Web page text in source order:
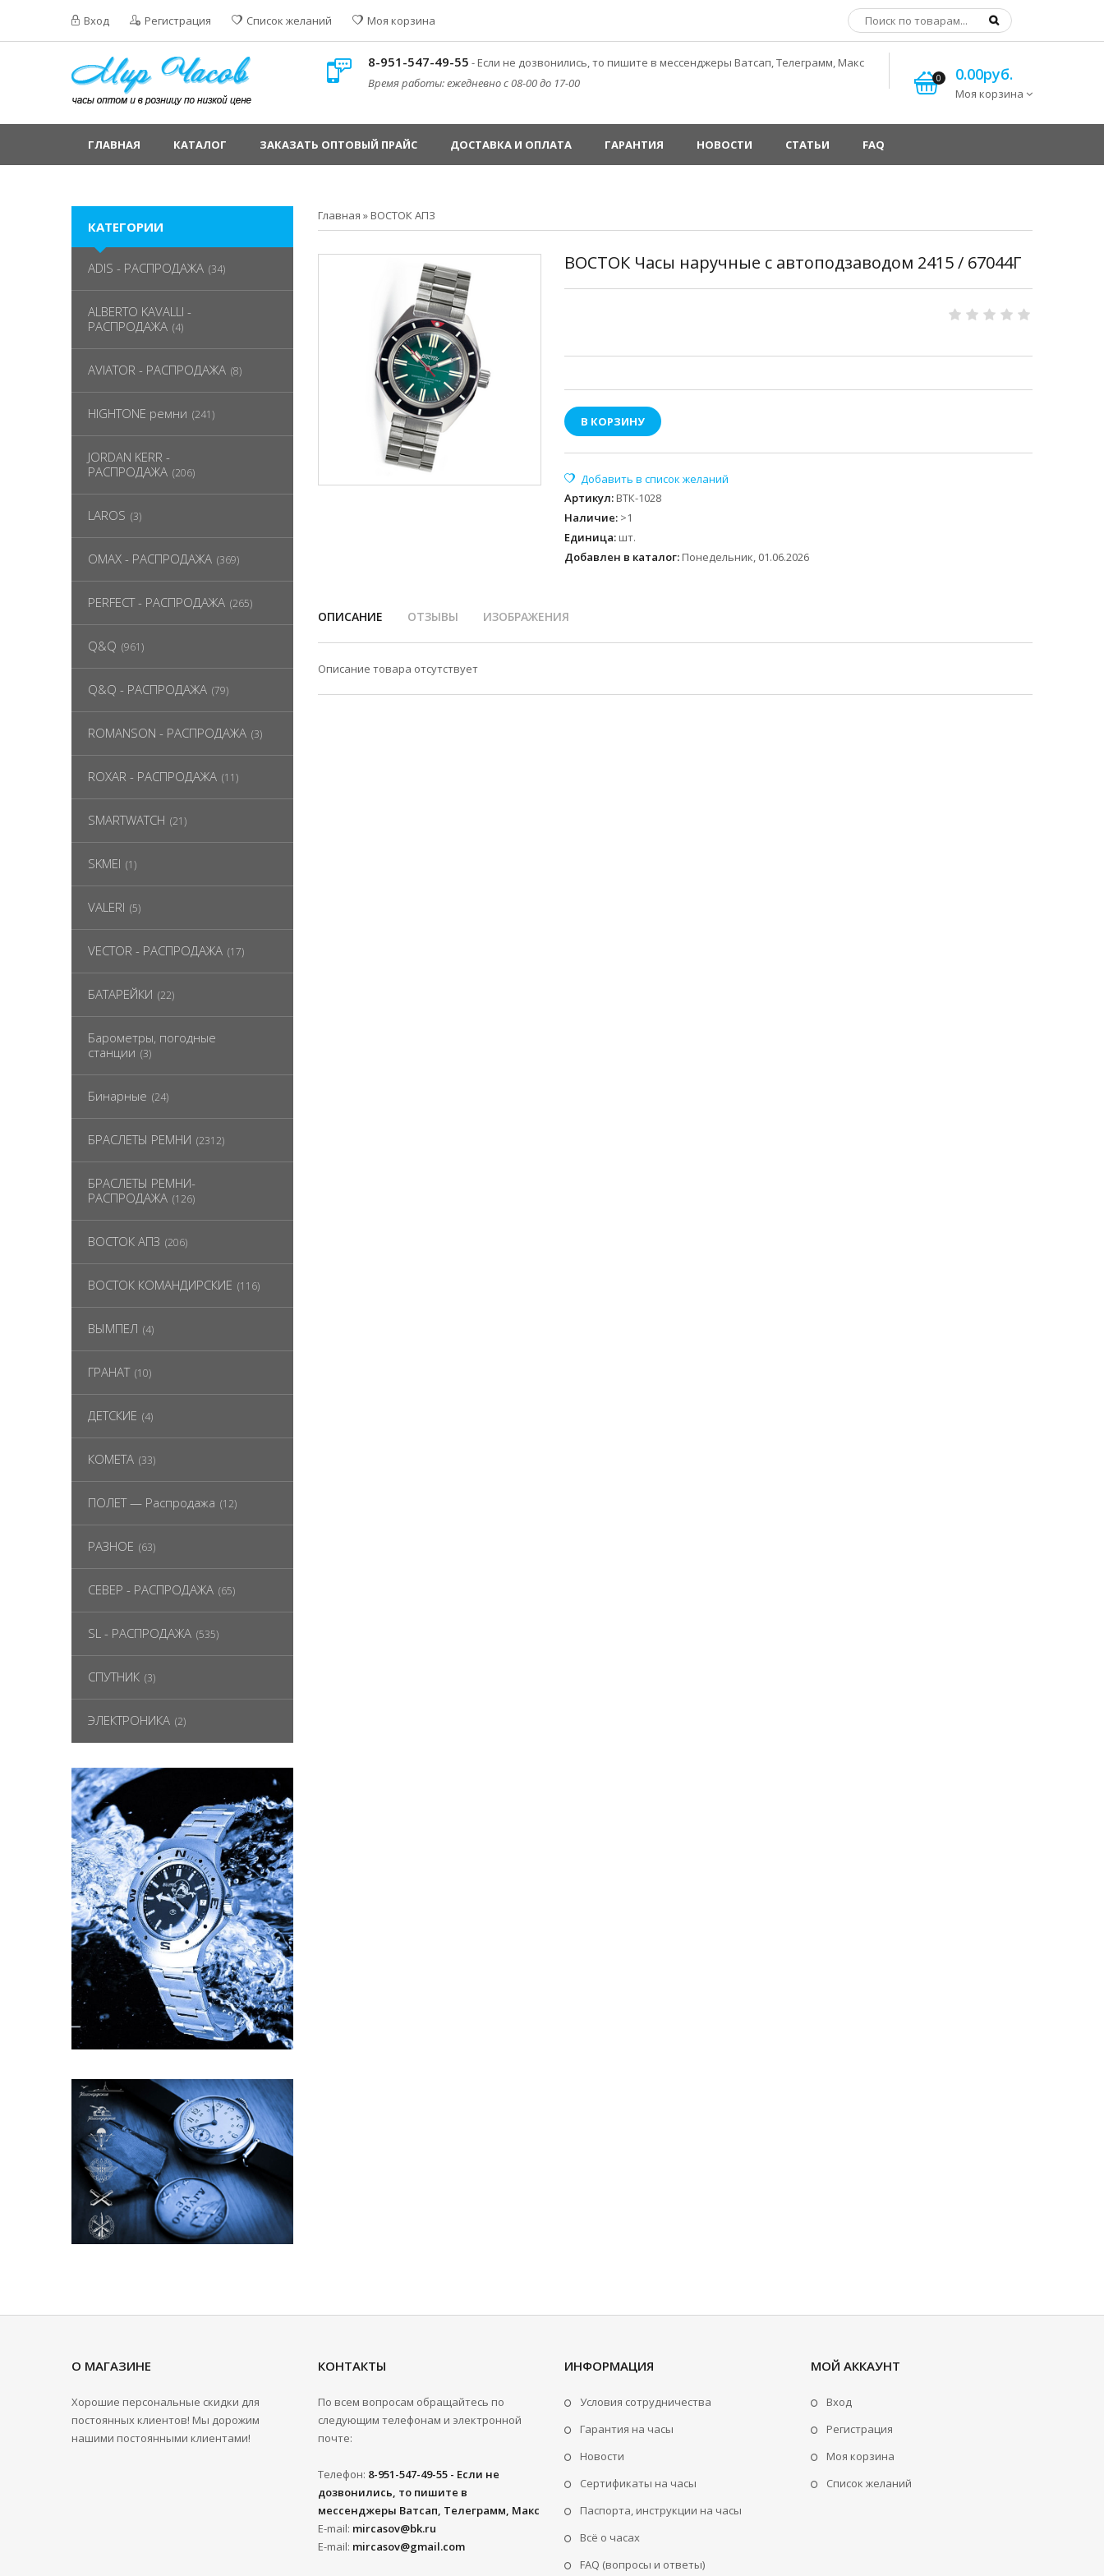
Вход Регистрация Список желаний Моя корзина
8-951-547-49-55 - Если не дозвонились, то пишите в мессенджеры Ватсап, Телеграмм, Макс
Время работы: ежедневно с 08-00 до 17-00
0 0.00руб.
Моя корзина
ГЛАВНАЯ КАТАЛОГ ЗАКАЗАТЬ ОПТОВЫЙ ПРАЙС ДОСТАВКА И ОПЛАТА ГАРАНТИЯ НОВОСТИ СТАТЬИ FAQ
Главная » ВОСТОК АПЗ
ВОСТОК Часы наручные с автоподзаводом 2415 / 67044Г
В КОРЗИНУ
Артикул: ВТК-1028
Наличие: >1
Единица: шт.
Добавлен в каталог: Понедельник, 01.06.2026
ОПИСАНИЕ ОТЗЫВЫ ИЗОБРАЖЕНИЯ
Описание товара отсутствует
КАТЕГОРИИ
ADIS - РАСПРОДАЖА (34)
ALBERTO KAVALLI -
РАСПРОДАЖА (4)
AVIATOR - РАСПРОДАЖА (8)
HIGHTONE ремни (241)
JORDAN KERR -
РАСПРОДАЖА (206)
LAROS (3)
OMAX - РАСПРОДАЖА (369)
PERFECT - РАСПРОДАЖА (265)
Q&Q (961)
Q&Q - РАСПРОДАЖА (79)
ROMANSON - РАСПРОДАЖА (3)
ROXAR - РАСПРОДАЖА (11)
SMARTWATCH (21)
SKMEI (1)
VALERI (5)
VECTOR - РАСПРОДАЖА (17)
БАТАРЕЙКИ (22)
Барометры, погодные
станции (3)
Бинарные (24)
БРАСЛЕТЫ РЕМНИ (2312)
БРАСЛЕТЫ РЕМНИ-
РАСПРОДАЖА (126)
ВОСТОК АПЗ (206)
ВОСТОК КОМАНДИРСКИЕ (116)
ВЫМПЕЛ (4)
ГРАНАТ (10)
ДЕТСКИЕ (4)
КОМЕТА (33)
ПОЛЕТ — Распродажа (12)
РАЗНОЕ (63)
СЕВЕР - РАСПРОДАЖА (65)
SL - РАСПРОДАЖА (535)
СПУТНИК (3)
ЭЛЕКТРОНИКА (2)
О МАГАЗИНЕ
Хорошие персональные скидки для
постоянных клиентов! Мы дорожим
нашими постоянными клиентами!
КОНТАКТЫ
По всем вопросам обращайтесь по
следующим телефонам и электронной
почте:
Телефон: 8-951-547-49-55 - Если не
дозвонились, то пишите в
мессенджеры Ватсап, Телеграмм, Макс
E-mail: mircasov@bk.ru
E-mail: mircasov@gmail.com
ИНФОРМАЦИЯ
Условия сотрудничества
Гарантия на часы
Новости
Сертификаты на часы
Паспорта, инструкции на часы
Всё о часах
FAQ (вопросы и ответы)
МОЙ АККАУНТ
Вход
Регистрация
Моя корзина
Cписок желаний